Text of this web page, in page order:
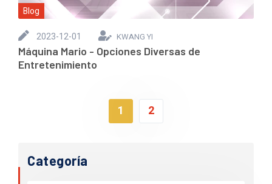
Categoría
Blog
2023-12-01
KWANG YI
Máquina Mario - Opciones Diversas de
Entretenimiento
1 2